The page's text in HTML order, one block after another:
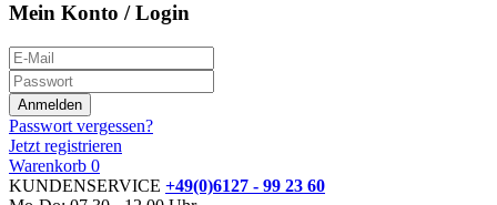
Mein Konto / Login
Passwort vergessen?
Jetzt registrieren
Warenkorb 0
KUNDENSERVICE +49(0)6127 - 99 23 60